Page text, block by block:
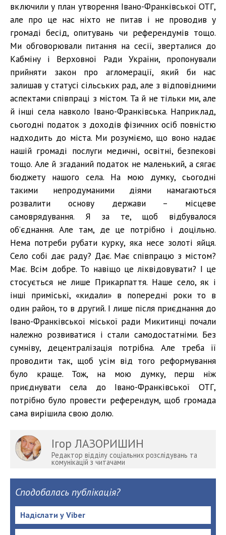
включили у план утворення Івано-Франківської ОТГ,
але про це нас ніхто не питав і не проводив у
громаді бесід, опитувань чи референдумів тощо.
Ми обговорювали питання на сесії, зверталися до
Кабміну і Верховної Ради України, пропонували
прийняти закон про агломерації, який би нас
залишав у статусі сільських рад, але з відповідними
аспектами співпраці з містом. Та й не тільки ми, але
й інші села навколо Івано-Франківська. Наприклад,
сьогодні податок з доходів фізичних осіб повністю
надходить до міста. Ми розуміємо, що воно надає
нашій громаді послуги медичні, освітні, безпекові
тощо. Але й згаданий податок не маленький, а сягає
бюджету нашого села. На мою думку, сьогодні
такими непродуманими діями намагаються
розвалити основу держави – місцеве
самоврядування. Я за те, щоб відбувалося
об’єднання. Але там, де це потрібно і доцільно.
Нема потреби рубати курку, яка несе золоті яйця.
Село собі дає раду? Дає. Має співпрацю з містом?
Має. Всім добре. То навіщо це ліквідовувати? І це
стосується не лише Прикарпаття. Наше село, як і
інші приміські, «кидали» в попередні роки то в
один район, то в другий. І лише після приєднання до
Івано-Франківської міської ради Микитинці почали
належно розвиватися і стали самодостатніми. Без
сумніву, децентралізація потрібна. Але треба її
проводити так, щоб усім від того реформування
було краще. Тож, на мою думку, перш ніж
приєднувати села до Івано-Франківської ОТГ,
потрібно було провести референдум, щоб громада
сама вирішила свою долю.
Ігор ЛАЗОРИШИН
Редактор відділу соціальних розслідувань та
комунікацій з читачами
Сподобалась публікація?
Надіслати у Viber